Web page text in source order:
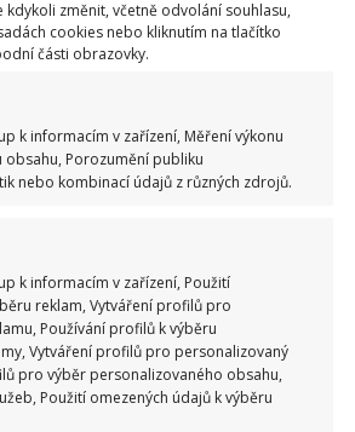
kdykoli změnit, včetně odvolání souhlasu,
cookies nebo kliknutím na tlačítko
části obrazovky.
k informacím v zařízení, Měření výkonu
obsahu, Porozumění publiku
nebo kombinací údajů z různých zdrojů.
k informacím v zařízení, Použití
reklam, Vytváření profilů pro
Používání profilů k výběru
Vytváření profilů pro personalizovaný
pro výběr personalizovaného obsahu,
Použití omezených údajů k výběru